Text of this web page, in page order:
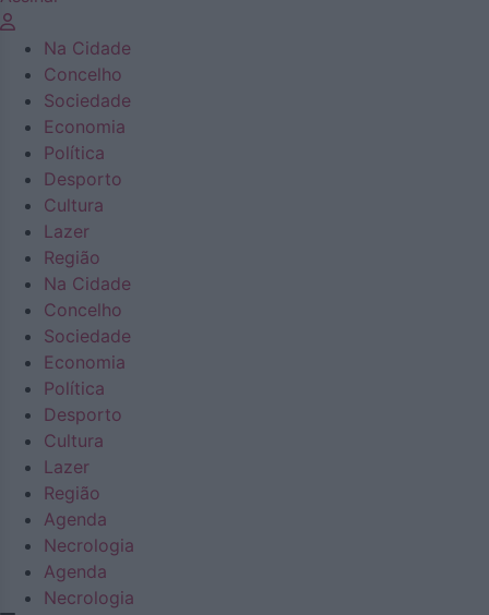
Na Cidade
Concelho
Sociedade
Economia
Política
Desporto
Cultura
Lazer
Região
Na Cidade
Concelho
Sociedade
Economia
Política
Desporto
Cultura
Lazer
Região
Agenda
Necrologia
Agenda
Necrologia